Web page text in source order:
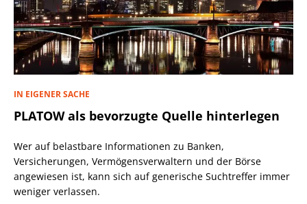
IN EIGENER SACHE
PLATOW als bevorzugte Quelle hinterlegen
Wer auf belastbare Informationen zu Banken,
Versicherungen, Vermögensverwaltern und der Börse
angewiesen ist, kann sich auf generische Suchtreffer immer
weniger verlassen.